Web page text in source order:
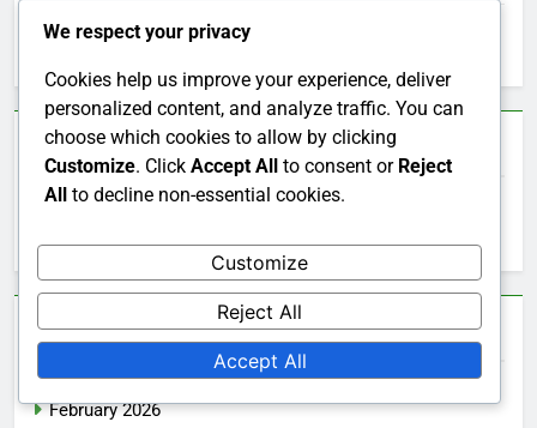
Eläkesuunnittelun Aikarajat: Aikaisempi eläke, Täysi
Haku
for:
Arkisto
February 2026
We respect your privacy
Cookies help us improve your experience, deliver
personalized content, and analyze traffic. You can
choose which cookies to allow by clicking
Customize. Click Accept All to consent or Reject
All to decline non-essential cookies.
Customize
Reject All
Accept All